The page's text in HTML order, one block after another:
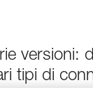
versioni:
tipi di
fatta in